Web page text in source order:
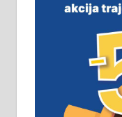
м2 са
виру у
замена. 064/